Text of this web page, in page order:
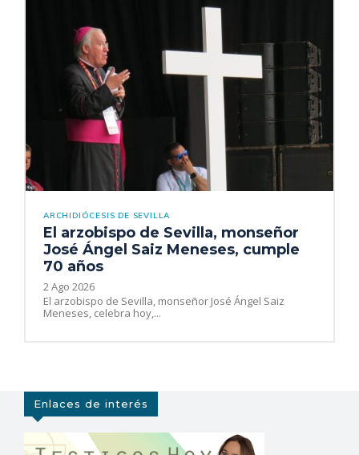
ARCHIDIÓCESIS DE SEVILLA
El arzobispo de Sevilla, monseñor
José Ángel Saiz Meneses, cumple
70 años
2 Ago 2026
El arzobispo de Sevilla, monseñor José Ángel Saiz
Meneses, celebra hoy,...
Enlaces de interés